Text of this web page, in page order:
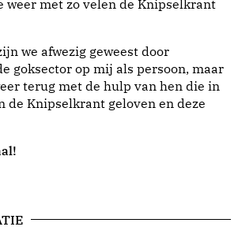
weer met zo velen de Knipselkrant
we afwezig geweest door
goksector op mij als persoon, maar
terug met de hulp van hen die in
de Knipselkrant geloven en deze